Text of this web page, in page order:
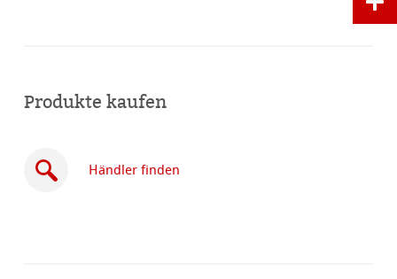
Produkte kaufen
Händler finden